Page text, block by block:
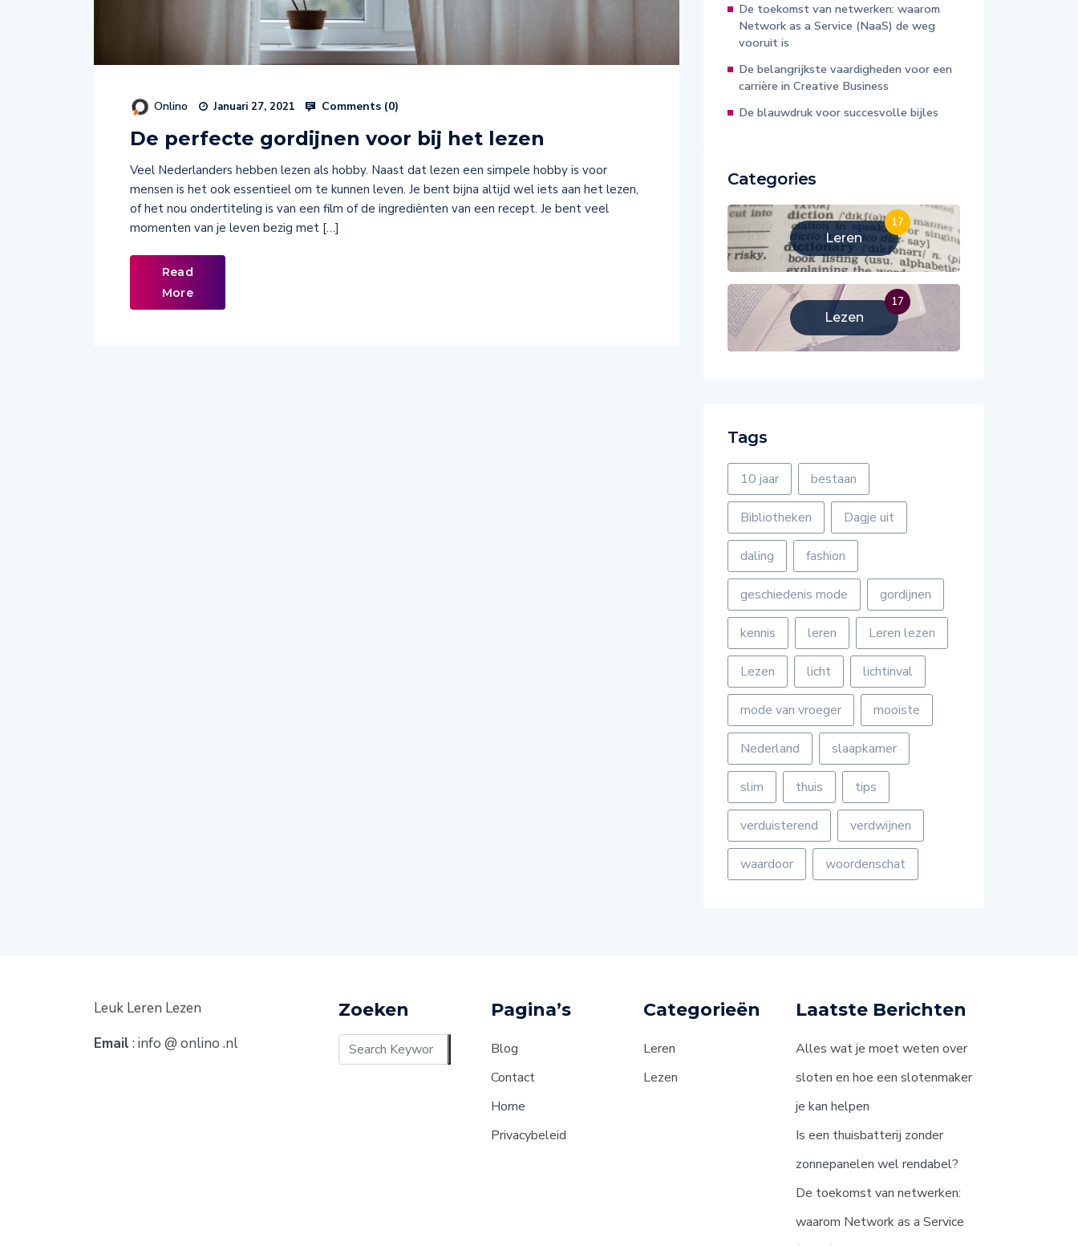
Onlino Januari 27, 2021 Comments (0)
De perfecte gordijnen voor bij het lezen
Veel Nederlanders hebben lezen als hobby. Naast dat lezen een simpele hobby is voor
mensen is het ook essentieel om te kunnen leven. Je bent bijna altijd wel iets aan het lezen,
of het nou ondertiteling is van een film of de ingrediënten van een recept. Je bent veel
momenten van je leven bezig met […]
Read
More
De toekomst van netwerken: waarom
Network as a Service (NaaS) de weg
vooruit is
De belangrijkste vaardigheden voor een
carrière in Creative Business
De blauwdruk voor succesvolle bijles
Categories
Leren
17
Lezen
17
Tags
10 jaar bestaan
Bibliotheken Dagje uit
daling fashion
geschiedenis mode gordijnen
kennis leren Leren lezen
Lezen licht lichtinval
mode van vroeger mooiste
Nederland slaapkamer
slim thuis tips
verduisterend verdwijnen
waardoor woordenschat
Leuk Leren Lezen
Email : info @ onlino .nl
Zoeken Pagina’s
Blog
Contact
Home
Privacybeleid
Categorieën
Leren
Lezen
Laatste Berichten
Alles wat je moet weten over
sloten en hoe een slotenmaker
je kan helpen
Is een thuisbatterij zonder
zonnepanelen wel rendabel?
De toekomst van netwerken:
waarom Network as a Service